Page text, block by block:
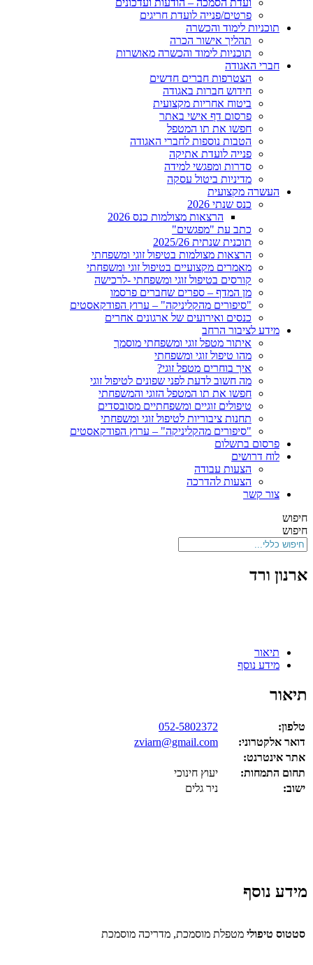
ועדת הסמכה – הודעות ועדכונים
פרטים/פנייה לועדת חריגים
תוכניות לימוד והכשרה
תהליך אישור הכרה
תוכניות לימוד והכשרה מאושרות
חברי האגודה
הצטרפות חברים חדשים
חידוש חברות באגודה
ביטוח אחריות מקצועית
פרסום דף אישי באתר
חפשו את תו המטפל
הטבות נוספות לחברי האגודה
פנייה לועדת אתיקה
סדרות ומפגשי למידה
מדיניות ביטול עסקה
העשרה מקצועית
כנס שנתי 2026
הרצאות מצולמות כנס 2026
כתב עת "מפגשים"
תוכנית שנתית 2025/26
הרצאות מצולמות בטיפול זוגי ומשפחתי
מאמרים מקצועיים בטיפול זוגי ומשפחתי
קורסים בטיפול זוגי ומשפחתי -לרכישה
מן המדף – ספרים שחברים פרסמו
"סיפורים מהקליניקה" – ערוץ הפודקאסטים
כנסים ואירועים של ארגונים אחרים
מידע לציבור הרחב
איתור מטפל זוגי ומשפחתי מוסמך
מהו טיפול זוגי ומשפחתי
איך בוחרים מטפל זוגי?
מה חשוב לדעת לפני שפונים לטיפול זוגי
חפשו את תו המטפל הזוגי והמשפחתי
טיפולים זוגיים ומשפחתיים מסובסדים
תחנות ציבוריות לטיפול זוגי ומשפחתי
"סיפורים מהקליניקה" – ערוץ הפודקאסטים
פרסום בתשלום
לוח דרושים
הצעות עבודה
הצעות להדרכה
צור קשר
חיפוש
חיפוש
ארנון ורד
תיאור
מידע נוסף
תיאור
טלפון:
052-5802372
דואר אלקטרוני:
zviarn@gmail.com
אתר אינטרנט:
תחום התמחות:
יעוץ חינוכי
ישוב:
ניר גלים
מידע נוסף
סטטוס טיפולי מטפלת מוסמכת, מדריכה מוסמכת